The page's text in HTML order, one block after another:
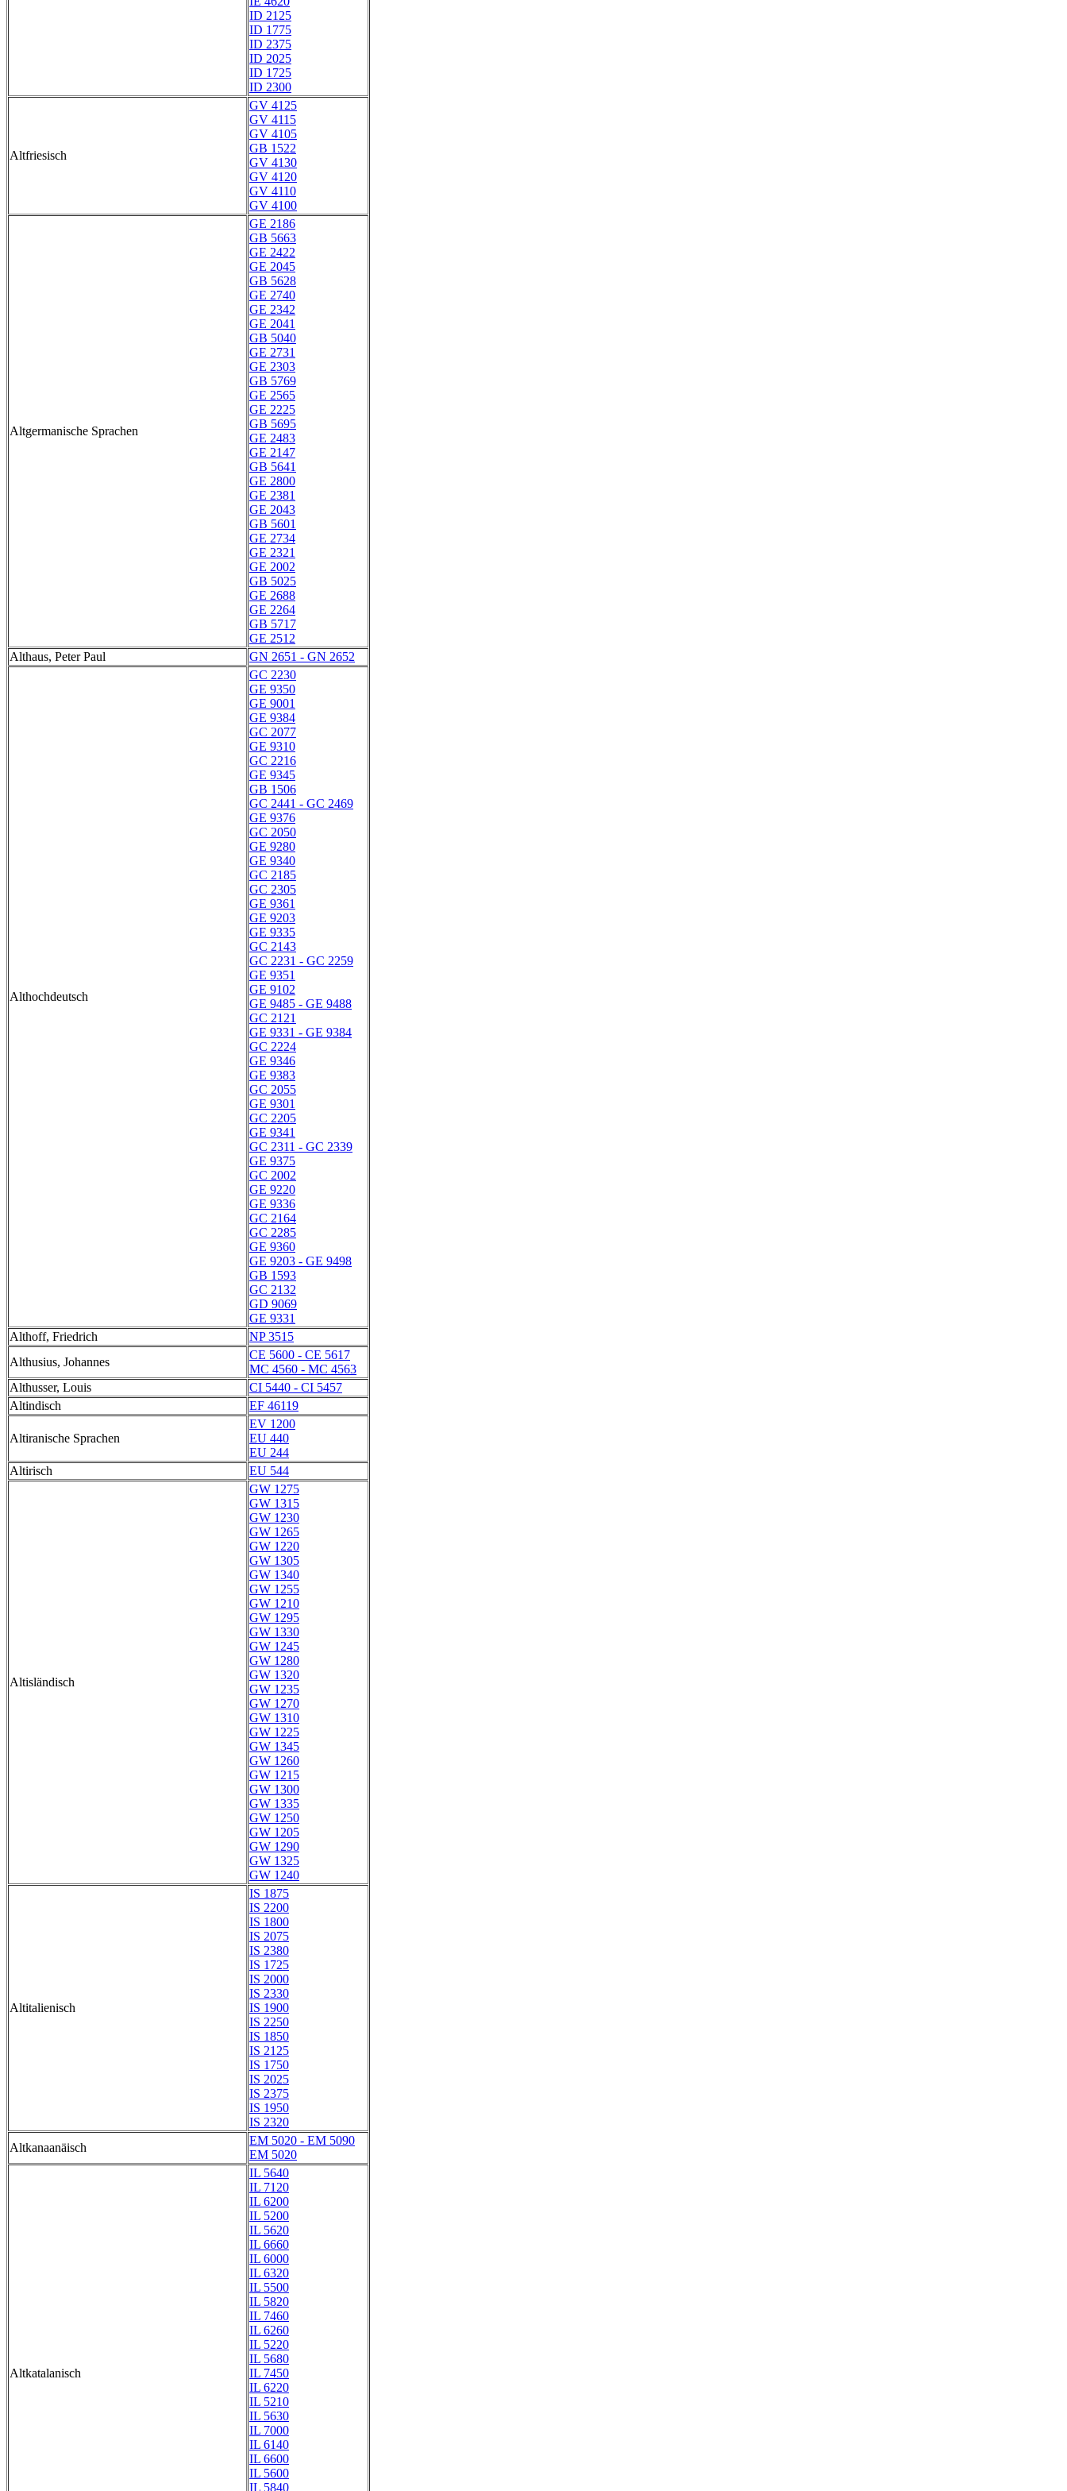
ID 2125
ID 1775
ID 2375
ID 2025
ID 1725
ID 2300
Altfriesisch
GV 4125
GV 4115
GV 4105
GB 1522
GV 4130
GV 4120
GV 4110
GV 4100
Altgermanische Sprachen
GE 2186
GB 5663
GE 2422
GE 2045
GB 5628
GE 2740
GE 2342
GE 2041
GB 5040
GE 2731
GE 2303
GB 5769
GE 2565
GE 2225
GB 5695
GE 2483
GE 2147
GB 5641
GE 2800
GE 2381
GE 2043
GB 5601
GE 2734
GE 2321
GE 2002
GB 5025
GE 2688
GE 2264
GB 5717
GE 2512
Althaus, Peter Paul
GN 2651 - GN 2652
Althochdeutsch
GC 2230
GE 9350
GE 9001
GE 9384
GC 2077
GE 9310
GC 2216
GE 9345
GB 1506
GC 2441 - GC 2469
GE 9376
GC 2050
GE 9280
GE 9340
GC 2185
GC 2305
GE 9361
GE 9203
GE 9335
GC 2143
GC 2231 - GC 2259
GE 9351
GE 9102
GE 9485 - GE 9488
GC 2121
GE 9331 - GE 9384
GC 2224
GE 9346
GE 9383
GC 2055
GE 9301
GC 2205
GE 9341
GC 2311 - GC 2339
GE 9375
GC 2002
GE 9220
GE 9336
GC 2164
GC 2285
GE 9360
GE 9203 - GE 9498
GB 1593
GC 2132
GD 9069
GE 9331
Althoff, Friedrich
NP 3515
Althusius, Johannes
CE 5600 - CE 5617
MC 4560 - MC 4563
Althusser, Louis
CI 5440 - CI 5457
Altindisch
EF 46119
Altiranische Sprachen
EV 1200
EU 440
EU 244
Altirisch
EU 544
Altisländisch
GW 1275
GW 1315
GW 1230
GW 1265
GW 1220
GW 1305
GW 1340
GW 1255
GW 1210
GW 1295
GW 1330
GW 1245
GW 1280
GW 1320
GW 1235
GW 1270
GW 1310
GW 1225
GW 1345
GW 1260
GW 1215
GW 1300
GW 1335
GW 1250
GW 1205
GW 1290
GW 1325
GW 1240
Altitalienisch
IS 1875
IS 2200
IS 1800
IS 2075
IS 2380
IS 1725
IS 2000
IS 2330
IS 1900
IS 2250
IS 1850
IS 2125
IS 1750
IS 2025
IS 2375
IS 1950
IS 2320
Altkanaanäisch
EM 5020 - EM 5090
EM 5020
Altkatalanisch
IL 5640
IL 7120
IL 6200
IL 5200
IL 5620
IL 6660
IL 6000
IL 6320
IL 5500
IL 5820
IL 7460
IL 6260
IL 5220
IL 5680
IL 7450
IL 6220
IL 5210
IL 5630
IL 7000
IL 6140
IL 6600
IL 5600
IL 5840